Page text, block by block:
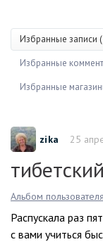
Избранные записи
Избранные
Избранные
zika 25
Альбом
Распускала раз
с вами учиться